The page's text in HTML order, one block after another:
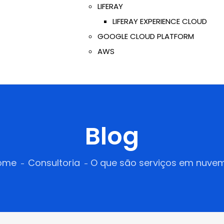
LIFERAY
LIFERAY EXPERIENCE CLOUD
GOOGLE CLOUD PLATFORM
AWS
Blog
Consultoria O que são serviços em